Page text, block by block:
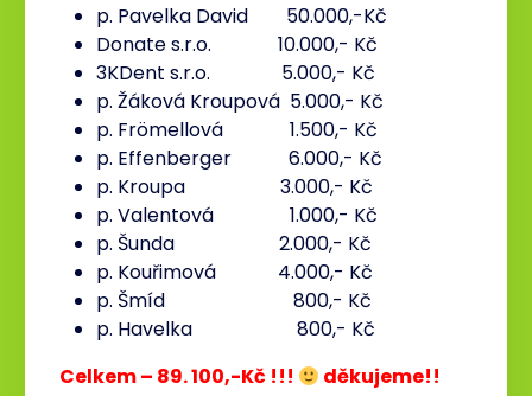
p. Pavelka David 50.000,-Kč
Donate s.r.o. 10.000,- Kč
3KDent s.r.o. 5.000,- Kč
p. Žáková Kroupová 5.000,- Kč
p. Frömellová 1.500,- Kč
p. Effenberger 6.000,- Kč
p. Kroupa 3.000,- Kč
p. Valentová 1.000,- Kč
p. Šunda 2.000,- Kč
p. Kouřimová 4.000,- Kč
p. Šmíd 800,- Kč
p. Havelka 800,- Kč
Celkem – 89. 100,-Kč !!!
děkujeme!!